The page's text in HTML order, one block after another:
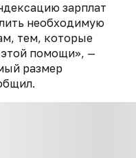
зарплат
необходимую
тем, которые
помощи», —
размер